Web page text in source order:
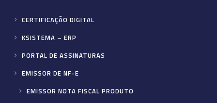
CERTIFICAÇÃO DIGITAL
KSISTEMA – ERP
PORTAL DE ASSINATURAS
EMISSOR DE NF-E
EMISSOR NOTA FISCAL PRODUTO